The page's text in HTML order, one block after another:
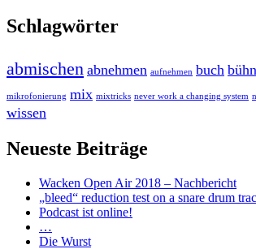
Schlagwörter
abmischen abnehmen aufnehmen buch
mikrofonierung mix mixtricks never work a changing system
wissen
Neueste Beiträge
Wacken Open Air 2018 – Nachbericht
„bleed“ reduction test on a snare drum
Podcast ist online!
…
Die Wurst